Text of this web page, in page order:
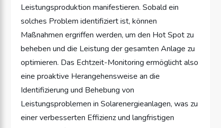
Leistungsproduktion manifestieren. Sobald ein
solches Problem identifiziert ist, können
Maßnahmen ergriffen werden, um den Hot Spot zu
beheben und die Leistung der gesamten Anlage zu
optimieren. Das Echtzeit-Monitoring ermöglicht also
eine proaktive Herangehensweise an die
Identifizierung und Behebung von
Leistungsproblemen in Solarenergieanlagen, was zu
einer verbesserten Effizienz und langfristigen